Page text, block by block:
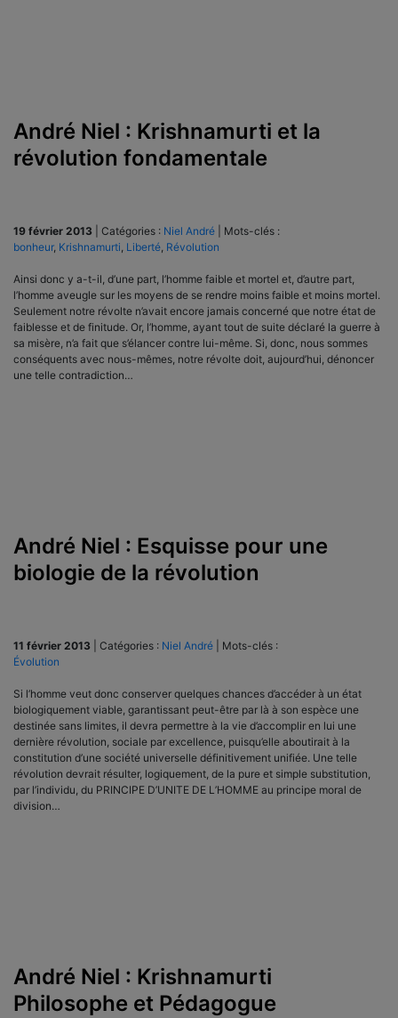
André Niel : Krishnamurti et la
révolution fondamentale
19 février 2013 Catégories : Niel André
Mots-clés :
bonheur, Krishnamurti, Liberté, Révolution
Ainsi donc y a-t-il, d’une part, l’homme faible et mortel et, d’autre part,
l’homme aveugle sur les moyens de se rendre moins faible et moins mortel.
Seulement notre révolte n’avait encore jamais concerné que notre état de
faiblesse et de finitude. Or, l’homme, ayant tout de suite déclaré la guerre à
sa misère, n’a fait que s’élancer contre lui-même. Si, donc, nous sommes
conséquents avec nous-mêmes, notre révolte doit, aujourd’hui, dénoncer
une telle contradiction…
André Niel : Esquisse pour une
biologie de la révolution
11 février 2013 Catégories : Niel André
Mots-clés :
Évolution
Si l’homme veut donc conserver quelques chances d’accéder à un état
biologiquement viable, garantissant peut-être par là à son espèce une
destinée sans limites, il devra permettre à la vie d’accomplir en lui une
dernière révolution, sociale par excellence, puisqu’elle aboutirait à la
constitution d’une société universelle définitivement unifiée. Une telle
révolution devrait résulter, logiquement, de la pure et simple substitution,
par l’individu, du PRINCIPE D’UNITE DE L’HOMME au principe moral de
division…
André Niel : Krishnamurti
Philosophe et Pédagogue